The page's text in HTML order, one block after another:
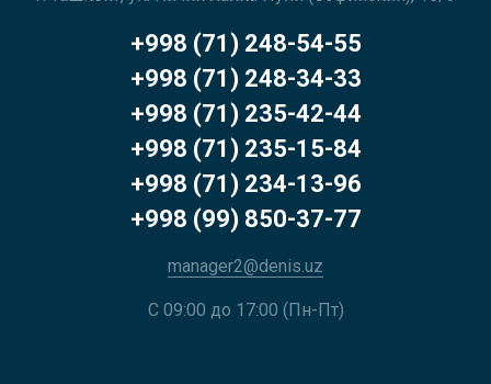
+998 (71) 248-54-55
+998 (71) 248-34-33
+998 (71) 235-42-44
+998 (71) 235-15-84
+998 (71) 234-13-96
+998 (99) 850-37-77
manager2@denis.uz
С 09:00 до 17:00 (Пн-Пт)